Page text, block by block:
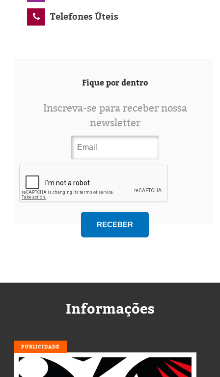
Telefones Úteis
Fique por dentro
Inscreva-se para receber nossa
newsletter
Informações
PUBLICIDADE